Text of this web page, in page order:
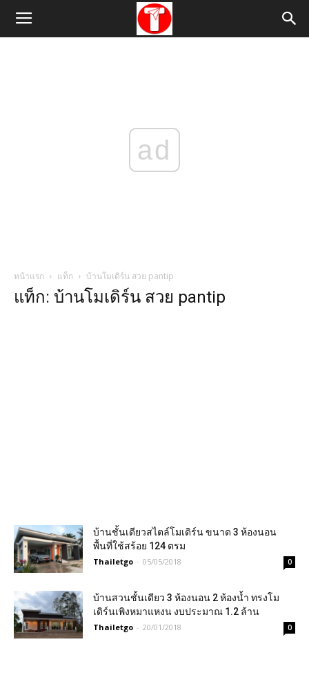
ad
หน้าแรก แท็ก บ้านโมเดิร์น สวย pantip
แท็ก: บ้านโมเดิร์น สวย pantip
บ้านชั้นเดียวสไตล์โมเดิร์น ขนาด 3 ห้องนอน
พื้นที่ใช้สร้อย 124 ตรม
Thailetgo - 05/05/2018 0
บ้านสวนชั้นเดียว 3 ห้องนอน 2 ห้องน้ำ ทรงโม
เดิร์นเพิงหมาแหงน งบประมาณ 1.2 ล้าน
Thailetgo - 20/01/2018 0